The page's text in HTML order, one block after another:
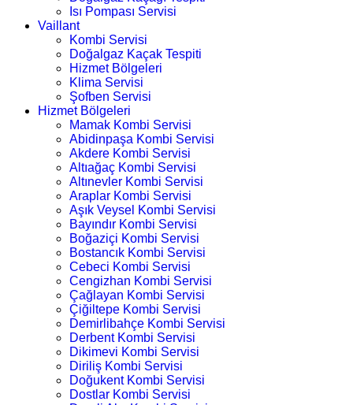
Isı Pompası Servisi
Vaillant
Kombi Servisi
Doğalgaz Kaçak Tespiti
Hizmet Bölgeleri
Klima Servisi
Şofben Servisi
Hizmet Bölgeleri
Mamak Kombi Servisi
Abidinpaşa Kombi Servisi
Akdere Kombi Servisi
Altıağaç Kombi Servisi
Altınevler Kombi Servisi
Araplar Kombi Servisi
Aşık Veysel Kombi Servisi
Bayındır Kombi Servisi
Boğaziçi Kombi Servisi
Bostancık Kombi Servisi
Cebeci Kombi Servisi
Cengizhan Kombi Servisi
Çağlayan Kombi Servisi
Çiğiltepe Kombi Servisi
Demirlibahçe Kombi Servisi
Derbent Kombi Servisi
Dikimevi Kombi Servisi
Diriliş Kombi Servisi
Doğukent Kombi Servisi
Dostlar Kombi Servisi